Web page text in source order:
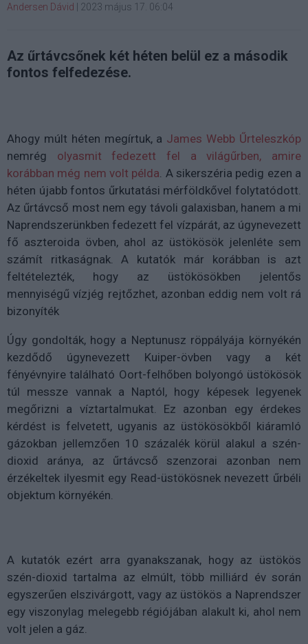
Andersen Dávid 2023 május 17. 06:04
Az űrtávcsőnek két héten belül ez a második
fontos felfedezése.
Ahogy múlt héten megírtuk, a James Webb Űrteleszkóp
nemrég olyasmit fedezett fel a világűrben, amire
korábban még nem volt példa . A sikerszéria pedig ezen a
héten újabb fontos űrkutatási mérföldkővel folytatódott.
Az űrtávcső most nem egy távoli galaxisban, hanem a mi
Naprendszerünkben fedezett fel vízpárát, az úgynevezett
fő aszteroida övben, ahol az üstökösök jelenléte sem
számít ritkaságnak. A kutatók már korábban is azt
feltételezték, hogy az üstökösökben jelentős
mennyiségű vízjég rejtőzhet, azonban eddig nem volt rá
bizonyíték
Úgy gondolták, hogy a Neptunusz röppályája környékén
kezdődő úgynevezett Kuiper-övben vagy a két
fényévnyire található Oort-felhőben bolyongó üstökösök
túl messze vannak a Naptól, hogy képesek legyenek
megőrizni a víztartalmukat. Ez azonban egy érdekes
kérdést is felvetett, ugyanis az üstökösökből kiáramló
gázokban jellemzően 10 százalék körül alakul a szén-
dioxid aránya, az űrtávcső szenzorai azonban nem
érzékeltek ilyesmit egy Read-üstökösnek nevezett űrbéli
objektum környékén.
A kutatók ezért arra gyanakszanak, hogy az üstökös
szén-dioxid tartalma az elmúlt, több milliárd év során
egyszerűen elszivárgott, vagy az üstökös a Naprendszer
egy viszonylag melegebb régiójában alakult ki, ahol nem
volt jelen a gáz.